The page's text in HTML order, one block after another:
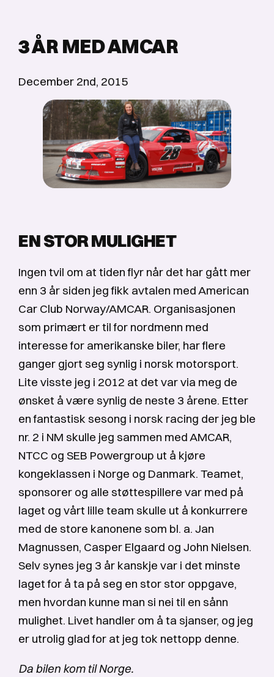
3 ÅR MED AMCAR
December 2nd, 2015
EN STOR MULIGHET
Ingen tvil om at tiden flyr når det har gått mer
enn 3 år siden jeg fikk avtalen med American
Car Club Norway/AMCAR. Organisasjonen
som primært er til for nordmenn med
interesse for amerikanske biler, har flere
ganger gjort seg synlig i norsk motorsport.
Lite visste jeg i 2012 at det var via meg de
ønsket å være synlig de neste 3 årene. Etter
en fantastisk sesong i norsk racing der jeg ble
nr. 2 i NM skulle jeg sammen med AMCAR,
NTCC og SEB Powergroup ut å kjøre
kongeklassen i Norge og Danmark. Teamet,
sponsorer og alle støttespillere var med på
laget og vårt lille team skulle ut å konkurrere
med de store kanonene som bl. a. Jan
Magnussen, Casper Elgaard og John Nielsen.
Selv synes jeg 3 år kanskje var i det minste
laget for å ta på seg en stor stor oppgave,
men hvordan kunne man si nei til en sånn
mulighet. Livet handler om å ta sjanser, og jeg
er utrolig glad for at jeg tok nettopp denne.
Da bilen kom til Norge.